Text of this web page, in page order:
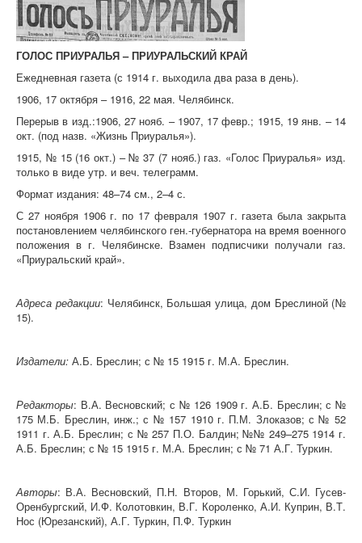
ГОЛОС ПРИУРАЛЬЯ – ПРИУРАЛЬСКИЙ КРАЙ
Ежедневная газета (с 1914 г. выходила два раза в день).
1906, 17 октября – 1916, 22 мая. Челябинск.
Перерыв в изд.:1906, 27 нояб. – 1907, 17 февр.; 1915, 19 янв. – 14
окт. (под назв. «Жизнь Приуралья»).
1915, № 15 (16 окт.) – № 37 (7 нояб.) газ. «Голос Приуралья» изд.
только в виде утр. и веч. телеграмм.
Формат издания: 48–74 см., 2–4 с.
С 27 ноября 1906 г. по 17 февраля 1907 г. газета была закрыта
постановлением челябинского ген.-губернатора на время военного
положения в г. Челябинске. Взамен подписчики получали газ.
«Приуральский край».
Адреса редакции: Челябинск, Большая улица, дом Бреслиной (№
15).
Издатели: А.Б. Бреслин; с № 15 1915 г. М.А. Бреслин.
Редакторы: В.А. Весновский; с № 126 1909 г. А.Б. Бреслин; с №
175 М.Б. Бреслин, инж.; с № 157 1910 г. П.М. Злоказов; с № 52
1911 г. А.Б. Бреслин; с № 257 П.О. Балдин; №№ 249–275 1914 г.
А.Б. Бреслин; с № 15 1915 г. М.А. Бреслин; с № 71 А.Г. Туркин.
Авторы: В.А. Весновский, П.Н. Второв, М. Горький, С.И. Гусев-
Оренбургский, И.Ф. Колотовкин, В.Г. Короленко, А.И. Куприн, В.Т.
Нос (Юрезанский), А.Г. Туркин, П.Ф. Туркин